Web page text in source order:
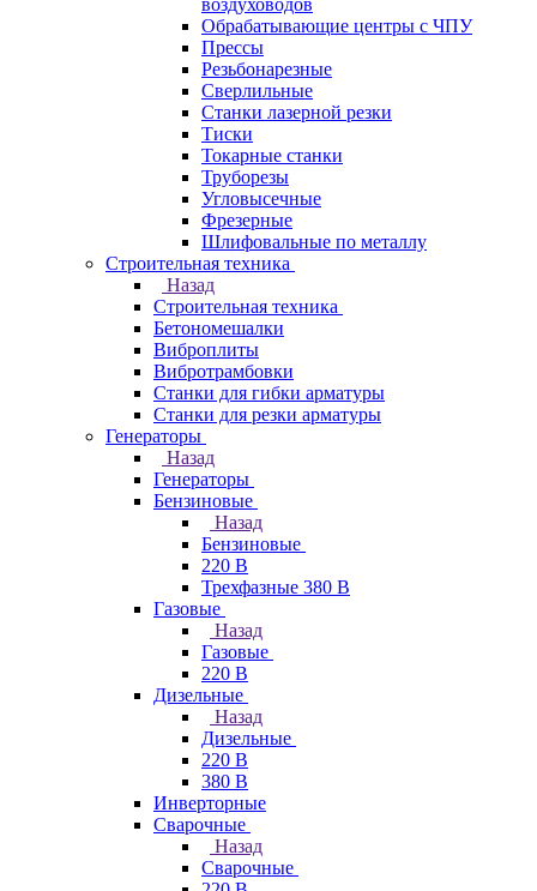
воздуховодов
Обрабатывающие центры с ЧПУ
Прессы
Резьбонарезные
Сверлильные
Станки лазерной резки
Тиски
Токарные станки
Труборезы
Угловысечные
Фрезерные
Шлифовальные по металлу
Строительная техника
Назад
Строительная техника
Бетономешалки
Виброплиты
Вибротрамбовки
Станки для гибки арматуры
Станки для резки арматуры
Генераторы
Назад
Генераторы
Бензиновые
Назад
Бензиновые
220 В
Трехфазные 380 В
Газовые
Назад
Газовые
220 В
Дизельные
Назад
Дизельные
220 В
380 В
Инверторные
Сварочные
Назад
Сварочные